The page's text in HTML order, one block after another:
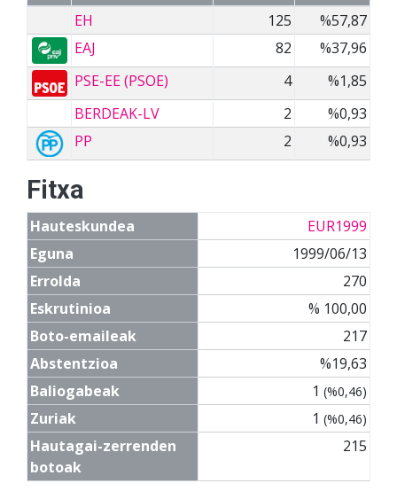
EH
125
%57,87
EAJ
82
%37,96
PSE-EE (PSOE)
4
%1,85
BERDEAK-LV
2
%0,93
PP
2 %0,93
Fitxa
Hauteskundea
EUR1999
Eguna
1999/06/13
Errolda
270
Eskrutinioa
% 100,00
Boto-emaileak
217
Abstentzioa
%19,63
Baliogabeak
1 (%0,46)
Zuriak 1 (%0,46)
Hautagai-zerrenden
botoak
215